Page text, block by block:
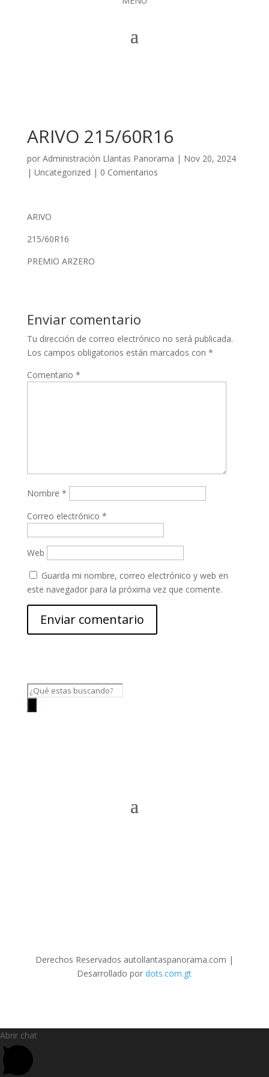
ARIVO 215/60R16
por Administración Llantas Panorama | Nov 20, 2024
| Uncategorized | 0 Comentarios
ARIVO
215/60R16
PREMIO ARZERO
Enviar comentario
Tu dirección de correo electrónico no será publicada.
Los campos obligatorios están marcados con *
Comentario *
Nombre *
Correo electrónico *
Web
Guarda mi nombre, correo electrónico y web en
este navegador para la próxima vez que comente.
Búsqueda
Derechos Reservados autollantaspanorama.com |
Desarrollado pordots.com.gt
Abrir chat